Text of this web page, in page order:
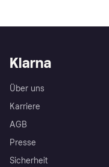
Klarna
Über uns
Karriere
AGB
Presse
Sicherheit